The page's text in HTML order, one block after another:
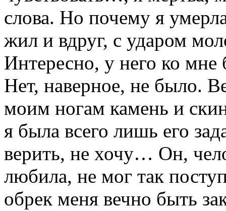
слова. Но почему я
жил и вдруг, с ударом
Интересно, у него ко мне
Нет, наверное, не было.
моим ногам камень и
я была всего лишь его
верить, не хочу… Он,
любила, не мог так
обрек меня вечно быть